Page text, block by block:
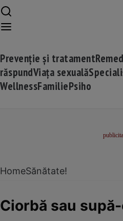
Prevenție și tratament
răspundViața sexuală
WellnessFamiliePsiho
HomeSănătate!
Ciorbă sau